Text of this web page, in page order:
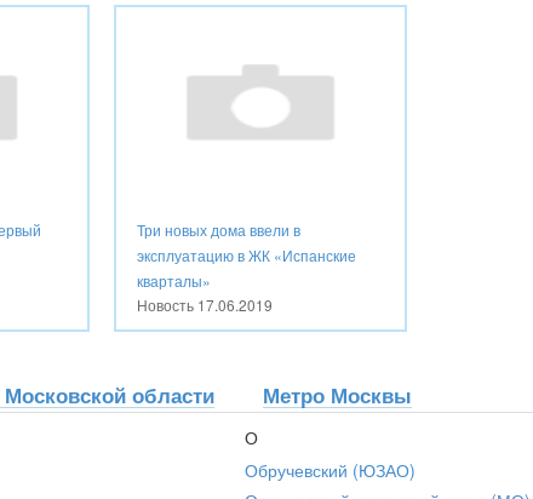
Три новых дома ввели в
эксплуатацию в ЖК «Испанские
кварталы»
Новость 17.06.2019
области Метро Москвы
О
Обручевский (ЮЗАО)